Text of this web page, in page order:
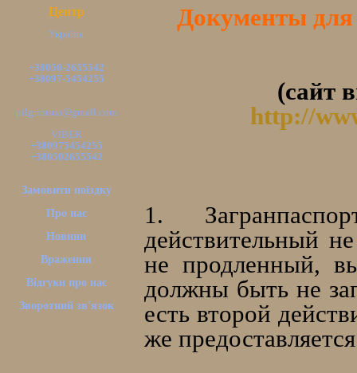
Центр
Україна
+38050-2655542
+38097-5454255
pilgrimsua@gmail.com
VIBER
+380975454255
+380502655542
Замовити поїздку
Про нас
Новини
Враження
Відгуки про нас
Зворотний зв'язок
Документы для
(сайт
http://
1.
действительный
не продленный,
должны быть не
есть второй
же